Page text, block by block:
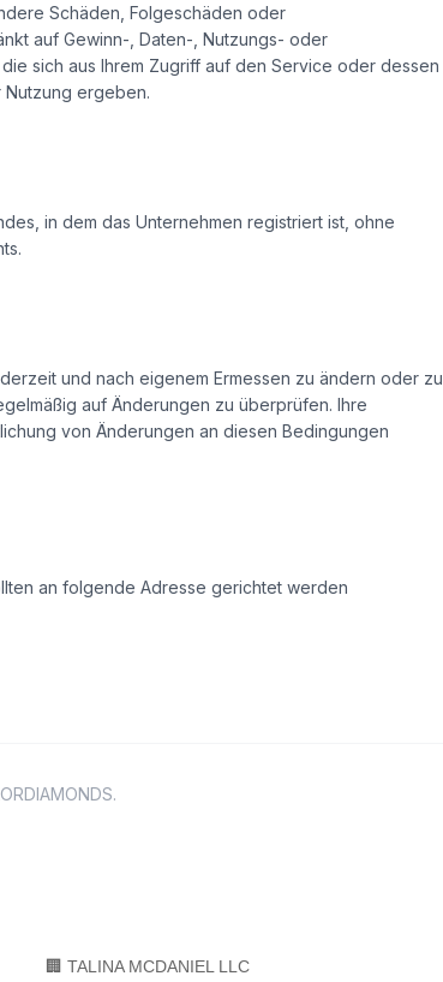
Schäden, Folgeschäden oder
auf Gewinn-, Daten-, Nutzungs- oder
sich aus Ihrem Zugriff auf den Service oder dessen
ergeben.
in dem das Unternehmen registriert ist, ohne
und nach eigenem Ermessen zu ändern oder zu
auf Änderungen zu überprüfen. Ihre
von Änderungen an diesen Bedingungen
an folgende Adresse gerichtet werden
🏢 TALINA MCDANIEL LLC